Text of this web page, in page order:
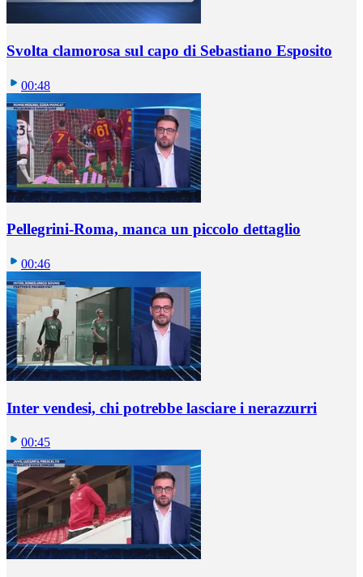
Svolta clamorosa sul capo di Sebastiano Esposito
00:48
Pellegrini-Roma, manca un piccolo dettaglio
00:46
Inter vendesi, chi potrebbe lasciare i nerazzurri
00:45